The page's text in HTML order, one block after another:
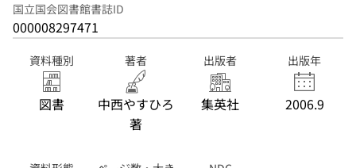
国立国会図書館書誌ID
000008297471
資料種別
図書
著者
中西やすひろ
著
出版者
集英社
出版年
2006.9